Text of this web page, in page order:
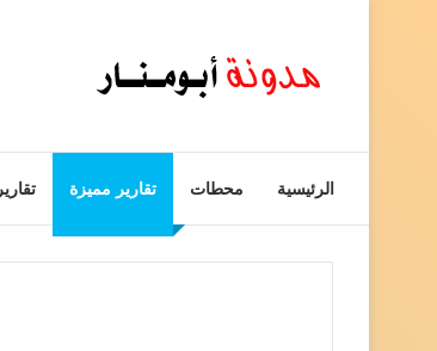
الرئيسية محطات تقارير مميزة